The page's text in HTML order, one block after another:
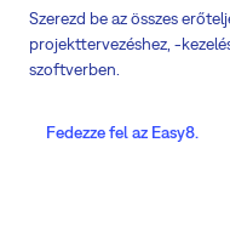
Szerezd be az összes
projekttervezéshez, -
szoftverben.
Fedezze fel az Easy8.